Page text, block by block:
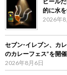
的に水
2026年8
セブン‐イレブン、カ
のカレーフェス”を開
2026年8月6日